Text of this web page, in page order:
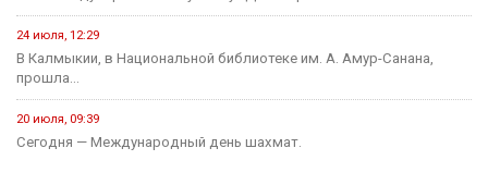
24 июля, 12:29
В Калмыкии, в Национальной библиотеке им. А. Амур-Санана,
прошла...
20 июля, 09:39
Сегодня — Международный день шахмат.